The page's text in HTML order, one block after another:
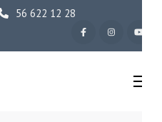
56 622 12 28